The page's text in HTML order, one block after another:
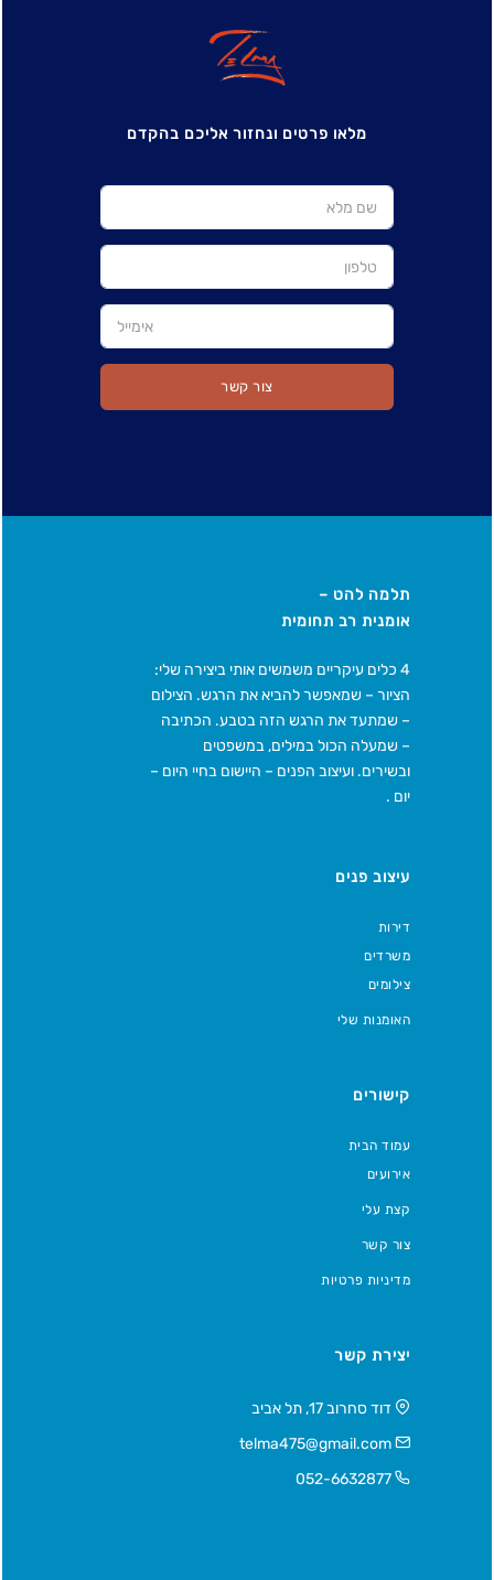
מלאו פרטים ונחזור אליכם בהקדם
צור קשר
תלמה להט –
אומנית רב תחומית
4 כלים עיקריים משמשים אותי ביצירה שלי:
הציור – שמאפשר להביא את הרגש. הצילום
– שמתעד את הרגש הזה בטבע. הכתיבה
– שמעלה הכול במילים, במשפטים
ובשירים. ועיצוב הפנים – היישום בחיי היום –
יום .
עיצוב פנים
דירות
משרדים
צילומים
האומנות שלי
קישורים
עמוד הבית
אירועים
קצת עלי
צור קשר
מדיניות פרטיות
יצירת קשר
דוד סחרוב 17, תל אביב
telma475@gmail.com
052-6632877